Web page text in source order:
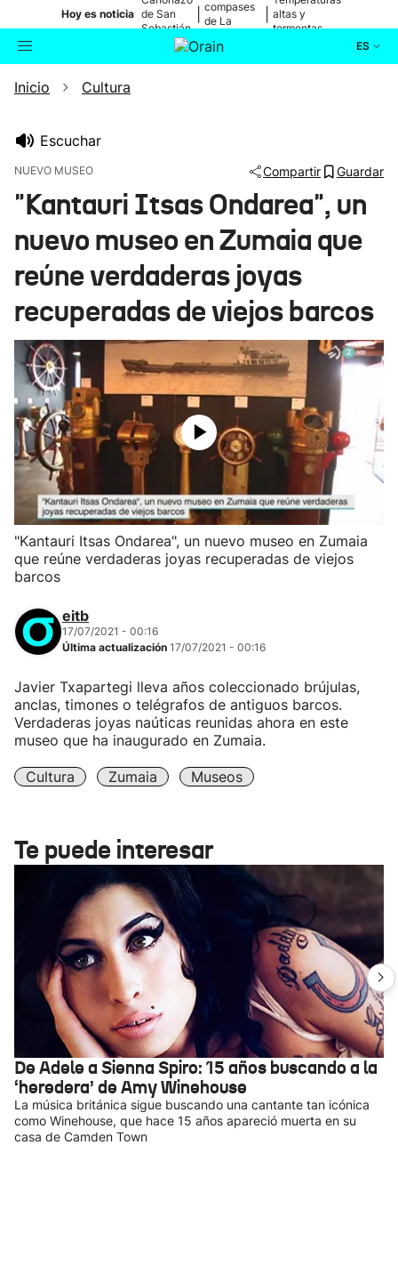
Hoy es noticia de San
Sebastián
compases
de La
altas y
tormentas
ES
Buscador
Ikusmiran
Eguraldia
Inicio Cultura
Escuchar
NUEVO MUSEO Compartir Guardar
"Kantauri Itsas Ondarea", un
nuevo museo en Zumaia que
reúne verdaderas joyas
recuperadas de viejos barcos
"Kantauri Itsas Ondarea", un nuevo museo en Zumaia
que reúne verdaderas joyas recuperadas de viejos
barcos
eitb
17/07/2021 - 00:16
Última actualización 17/07/2021 - 00:16
Javier Txapartegi lleva años coleccionado brújulas,
anclas, timones o telégrafos de antiguos barcos.
Verdaderas joyas naúticas reunidas ahora en este
museo que ha inaugurado en Zumaia.
Cultura Zumaia Museos
Te puede interesar
De Adele a Sienna Spiro: 15 años buscando a la
‘heredera’ de Amy Winehouse
La música británica sigue buscando una cantante tan icónica
como Winehouse, que hace 15 años apareció muerta en su
casa de Camden Town